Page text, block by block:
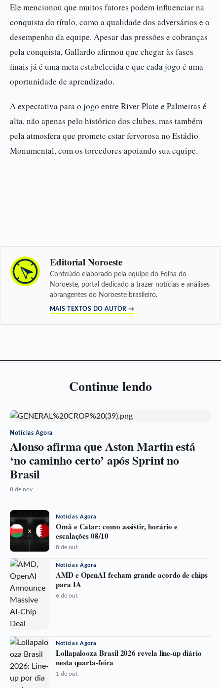
Ele mencionou que muitos fatores podem influenciar na
conquista do título, como a qualidade dos adversários e o
desempenho da equipe. Apesar das pressões e cobranças
pela conquista, Gallardo afirmou que chegar às fases
finais já é uma meta estabelecida e que cada jogo é uma
oportunidade de aprendizado.
A expectativa para o jogo entre River Plate e Palmeiras é
alta, não apenas pelo histórico dos clubes, mas também
pela atmosfera que promete estar fervorosa no Estádio
Monumental, com os torcedores apoiando sua equipe.
Editorial Noroeste
Conteúdo elaborado pela equipe do Folha do
Noroeste, portal dedicado a trazer notícias e análises
abrangentes do Noroeste brasileiro.
MAIS TEXTOS DO AUTOR →
Continue lendo
Notícias Agora
Alonso afirma que Aston Martin está
‘no caminho certo’ após Sprint no
Brasil
8 de nov
Notícias Agora
Omã e Catar: como assistir, horário e
escalações 08/10
8 de out
Notícias Agora
AMD e OpenAI fecham grande acordo de chips
para IA
6 de out
Notícias Agora
Lollapalooza Brasil 2026 revela line-up diário
nesta quarta-feira
1 de out